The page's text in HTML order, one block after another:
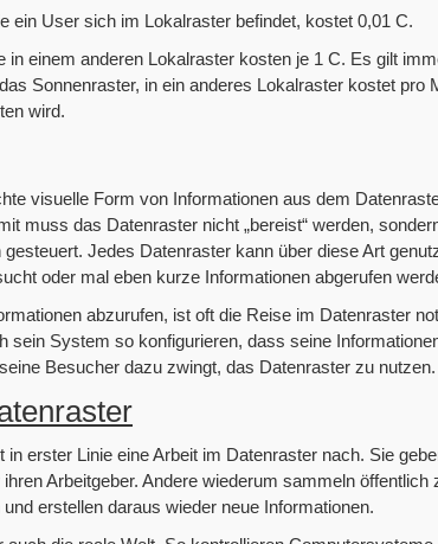
ein User sich im Lokalraster befindet, kostet 0,01 C.
in einem anderen Lokalraster kosten je 1 C. Es gilt
Sonnenraster, in ein anderes Lokalraster kostet pro
wird.
visuelle Form von Informationen aus dem
muss das Datenraster nicht „bereist“ werden,
Jedes Datenraster kann über diese Art
oder mal eben kurze Informationen abgerufen
abzurufen, ist oft die Reise im Datenraster
sein System so konfigurieren, dass seine
Besucher dazu zwingt, das Datenraster zu nutzen.
in erster Linie eine Arbeit im Datenraster nach. Sie
Arbeitgeber. Andere wiederum sammeln öffentlich
erstellen daraus wieder neue Informationen.